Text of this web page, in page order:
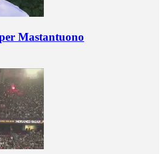
Mastantuono